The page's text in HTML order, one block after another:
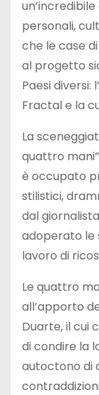
personali,
che le case
al progetto
Paesi diversi:
Fractal e la
La
quattro
è occupato
stilistici,
dal
adoperato le
lavoro di
Le quattro
all’apporto
Duarte, il cui
di condire la
autoctono di